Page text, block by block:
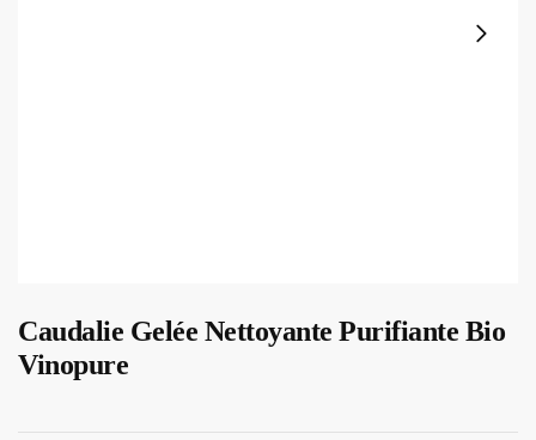
Caudalie Gelée Nettoyante Purifiante Bio
Vinopure